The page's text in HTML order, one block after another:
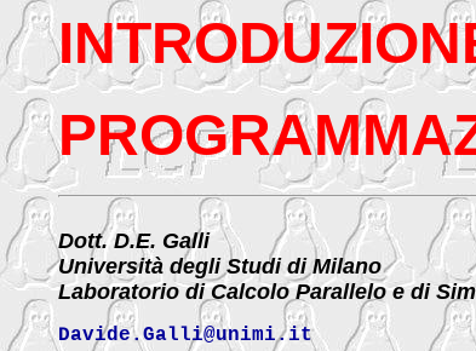
Dott. D.E. Galli
Università degli Studi di Milano
Laboratorio di Calcolo Parallelo e di
Davide.Galli@unimi.it